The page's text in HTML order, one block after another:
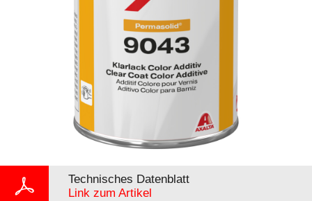
Technisches Datenblatt
Link zum Artikel